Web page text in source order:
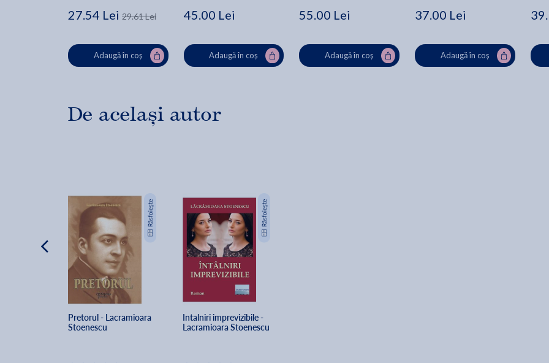
27.54 Lei 29.61 Lei
Adaugă în coș
45.00 Lei
Adaugă în coș
55.00 Lei
Adaugă în coș
37.00 Lei
Adaugă în coș
De același autor
Pretorul - Lacramioara
Stoenescu
Intalniri imprevizibile -
Lacramioara Stoenescu